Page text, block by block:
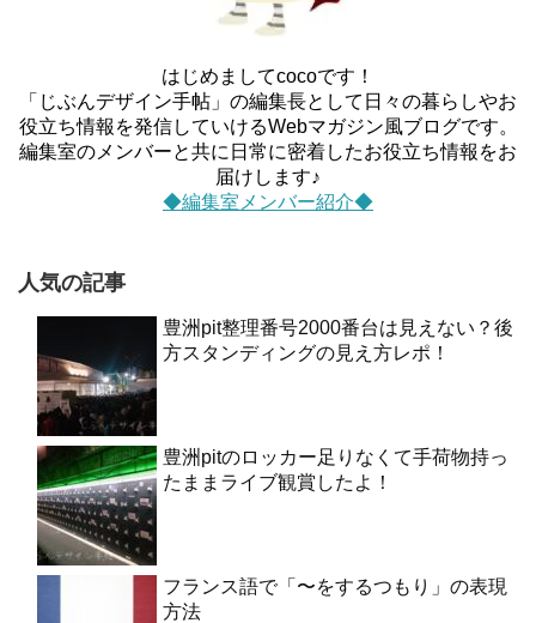
はじめましてcocoです！
「じぶんデザイン手帖」の編集長として日々の暮らしやお
役立ち情報を発信していけるWebマガジン風ブログです。
編集室のメンバーと共に日常に密着したお役立ち情報をお
届けします♪
◆編集室メンバー紹介◆
人気の記事
豊洲pit整理番号2000番台は見えない？後
方スタンディングの見え方レポ！
豊洲pitのロッカー足りなくて手荷物持っ
たままライブ観賞したよ！
フランス語で「〜をするつもり」の表現
方法